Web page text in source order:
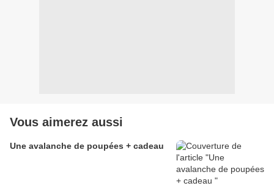
Vous aimerez aussi
Une avalanche de poupées + cadeau